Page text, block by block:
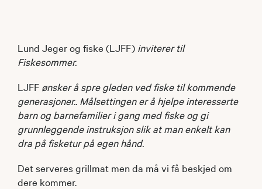
Lund Jeger og fiske (LJFF) inviterer til
Fiskesommer.
LJFF ønsker å spre gleden ved fiske til kommende
generasjoner.. Målsettingen er å hjelpe interesserte
barn og barnefamilier i gang med fiske og gi
grunnleggende instruksjon slik at man enkelt kan
dra på fisketur på egen hånd.
Det serveres grillmat men da må vi få beskjed om
dere kommer.